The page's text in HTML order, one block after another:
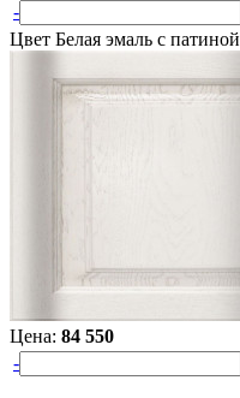
-
Цвет Белая эмаль с патиной
Цена: 84 550
-